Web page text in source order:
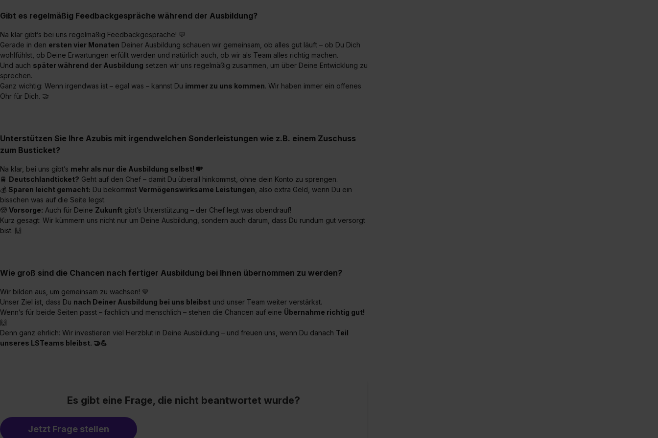
Gibt es regelmäßig Feedbackgespräche während der Ausbildung?
Na klar gibt’s bei uns regelmäßig Feedbackgespräche! 💬
Gerade in den ersten vier Monaten Deiner Ausbildung schauen wir gemeinsam, ob alles gut läuft – ob Du Dich
wohlfühlst, ob Deine Erwartungen erfüllt werden und natürlich auch, ob wir als Team alles richtig machen.
Und auch später während der Ausbildung setzen wir uns regelmäßig zusammen, um über Deine Entwicklung zu
sprechen.
Ganz wichtig: Wenn irgendwas ist – egal was – kannst Du immer zu uns kommen. Wir haben immer ein offenes
Ohr für Dich. 🤝
Unterstützen Sie Ihre Azubis mit irgendwelchen Sonderleistungen wie z.B. einem Zuschuss
zum Busticket?
Na klar, bei uns gibt’s mehr als nur die Ausbildung selbst! 💸
🚆 Deutschlandticket? Geht auf den Chef – damit Du überall hinkommst, ohne dein Konto zu sprengen.
💰 Sparen leicht gemacht: Du bekommstVermögenswirksame Leistungen , also extra Geld, wenn Du ein
bisschen was auf die Seite legst.
🧓Vorsorge: Auch für Deine Zukunft gibt’s Unterstützung – der Chef legt was obendrauf!
Kurz gesagt: Wir kümmern uns nicht nur um Deine Ausbildung, sondern auch darum, dass Du rundum gut versorgt
bist. 🙌
Wie groß sind die Chancen nach fertiger Ausbildung bei Ihnen übernommen zu werden?
Wir bilden aus, um gemeinsam zu wachsen! 💙
Unser Ziel ist, dass Du nach Deiner Ausbildung bei uns bleibst und unser Team weiter verstärkst.
Wenn’s für beide Seiten passt – fachlich und menschlich – stehen die Chancen auf eine Übernahme richtig gut!
🙌
Denn ganz ehrlich: Wir investieren viel Herzblut in Deine Ausbildung – und freuen uns, wenn Du danach Teil
unseres LSTeams bleibst. 🤝💪
Es gibt eine Frage, die nicht beantwortet wurde?
Jetzt Frage stellen